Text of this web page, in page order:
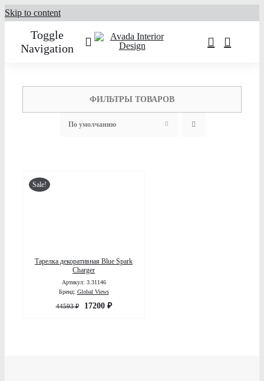
Skip to content
Toggle
Navigation
О нас
Услуги
По умолчанию
Sale!
Тарелка декоративная Blue Spark
Charger
Артикул: 3.31146
Бренд: Global Views
44593₽ 17200 ₽
ФИЛЬТРЫ ТОВАРОВ